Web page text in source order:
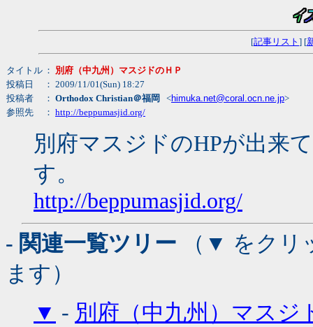
[記事リスト ] [
タイトル ： 別府（中九州）マスジドのＨＰ
投稿日
： 2009/11/01(Sun) 18:27
投稿者
： Orthodox Christian＠福岡 <himuka.net@coral.ocn.ne.jp>
参照先
： http://beppumasjid.org/
別府マスジドのHPが出来
す。
http://beppumasjid.org/
- 関連一覧ツリー （▼ をクリ
ます）
▼ - 別府（中九州）マスジ